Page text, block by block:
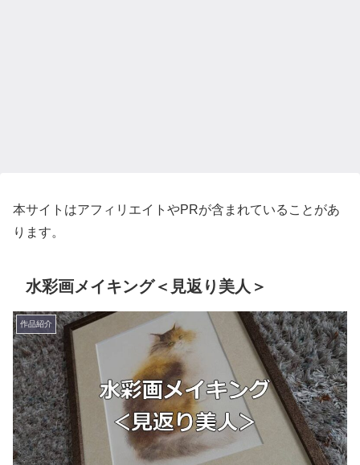
本サイトはアフィリエイトやPRが含まれていることがあ
ります。
水彩画メイキング＜見返り美人＞
作品紹介